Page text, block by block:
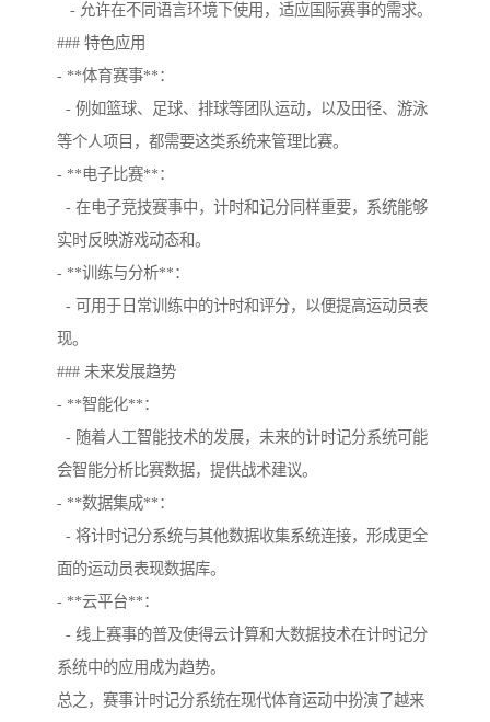
- 允许在不同语言环境下使用，适应国际赛事的需求。
### 特色应用
- **体育赛事**：
- 例如篮球、足球、排球等团队运动，以及田径、游泳
等个人项目，都需要这类系统来管理比赛。
- **电子比赛**：
- 在电子竞技赛事中，计时和记分同样重要，系统能够
实时反映游戏动态和。
- **训练与分析**：
- 可用于日常训练中的计时和评分，以便提高运动员表
现。
### 未来发展趋势
- **智能化**：
- 随着人工智能技术的发展，未来的计时记分系统可能
会智能分析比赛数据，提供战术建议。
- **数据集成**：
- 将计时记分系统与其他数据收集系统连接，形成更全
面的运动员表现数据库。
- **云平台**：
- 线上赛事的普及使得云计算和大数据技术在计时记分
系统中的应用成为趋势。
总之，赛事计时记分系统在现代体育运动中扮演了越来